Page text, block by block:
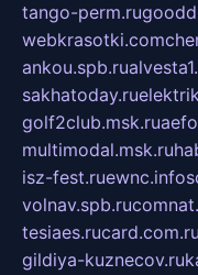
tango-perm.ru
webkrasotki.com
ankou.spb.ru
sakhatoday.ru
golf2club.msk.ru
multimodal.msk.ru
isz-fest.ruewnc.info
volnav.spb.ru
tesiaes.rucard.com.ru
gildiya-kuznecov.ru